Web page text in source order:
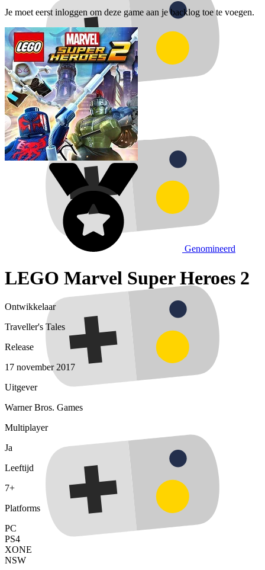
Je moet eerst inloggen om deze game aan je backlog toe te voegen.
Genomineerd
LEGO Marvel Super Heroes 2
Ontwikkelaar
Traveller's Tales
Release
17 november 2017
Uitgever
Warner Bros. Games
Multiplayer
Ja
Leeftijd
7+
Platforms
PC
PS4
XONE
NSW